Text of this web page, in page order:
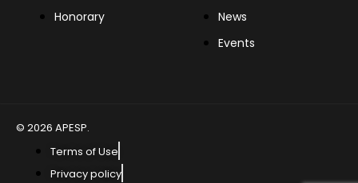
Honorary
News
Events
© 2026 APESP.
Terms of Use
Privacy policy